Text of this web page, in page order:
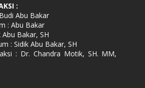
:
Abu Bakar
: Abu Bakar
Abu Bakar, SH
: Sidik Abu Bakar, SH
: Dr. Chandra Motik, SH. MM,